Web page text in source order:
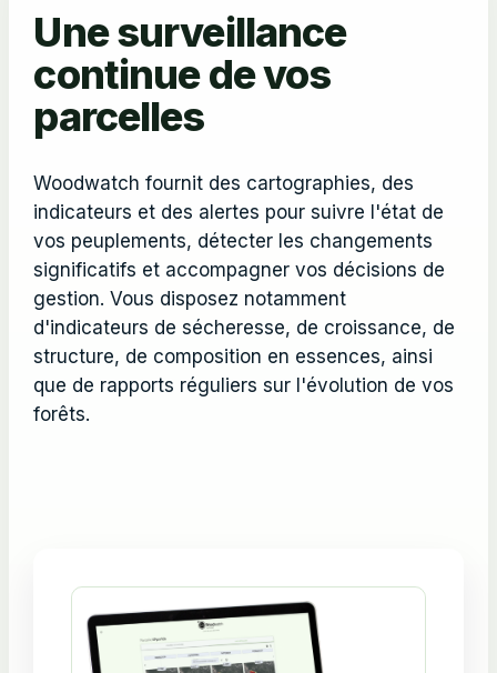
Une surveillance
continue de vos
parcelles
Woodwatch fournit des cartographies, des
indicateurs et des alertes pour suivre l'état de
vos peuplements, détecter les changements
significatifs et accompagner vos décisions de
gestion. Vous disposez notamment
d'indicateurs de sécheresse, de croissance, de
structure, de composition en essences, ainsi
que de rapports réguliers sur l'évolution de vos
forêts.